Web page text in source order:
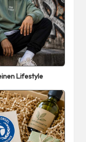
Lifestyle